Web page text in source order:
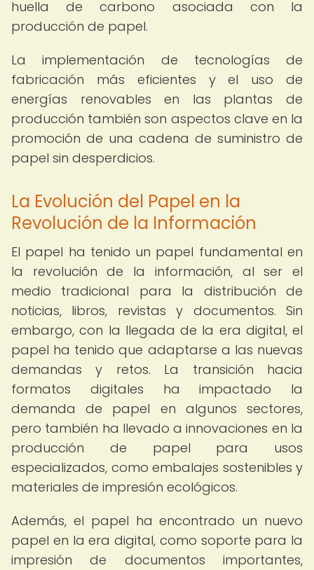
huella de carbono asociada con la
producción de papel.
La implementación de tecnologías de
fabricación más eficientes y el uso de
energías renovables en las plantas de
producción también son aspectos clave en la
promoción de una cadena de suministro de
papel sin desperdicios.
La Evolución del Papel en la
Revolución de la Información
El papel ha tenido un papel fundamental en
la revolución de la información, al ser el
medio tradicional para la distribución de
noticias, libros, revistas y documentos. Sin
embargo, con la llegada de la era digital, el
papel ha tenido que adaptarse a las nuevas
demandas y retos. La transición hacia
formatos digitales ha impactado la
demanda de papel en algunos sectores,
pero también ha llevado a innovaciones en la
producción de papel para usos
especializados, como embalajes sostenibles y
materiales de impresión ecológicos.
Además, el papel ha encontrado un nuevo
papel en la era digital, como soporte para la
impresión de documentos importantes,